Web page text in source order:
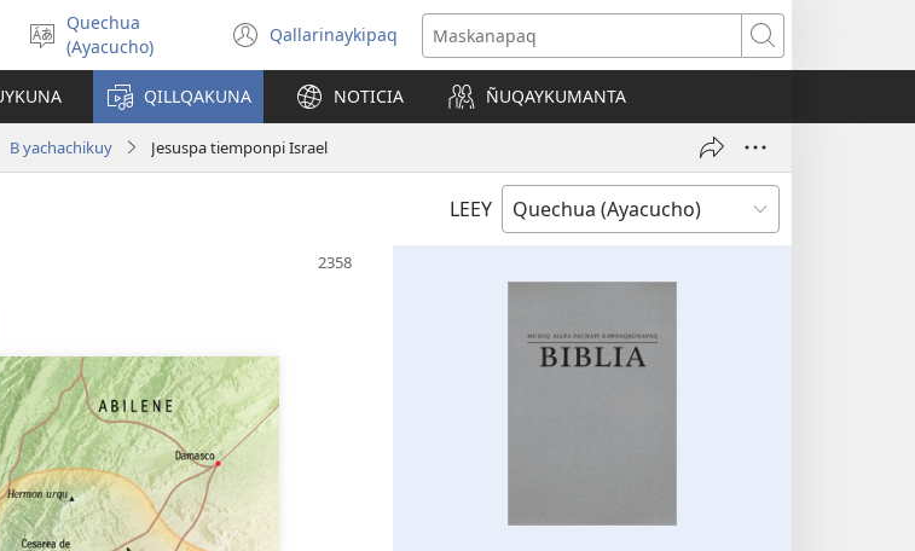
Rimaynikita
akllay
Quechua
(Ayacucho)
Qallarinaykipaq
(abre
una
nueva
ventana)
Maskanapaq
QILLQAKUNA NOTICIA ÑUQAYKUMANTA
B yachachikuy Jesuspa tiemponpi Israel
LEEY